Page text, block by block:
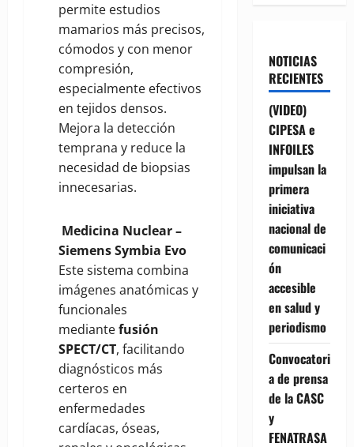
permite estudios
mamarios más precisos,
cómodos y con menor
compresión,
especialmente efectivos
en tejidos densos.
Mejora la detección
temprana y reduce la
necesidad de biopsias
innecesarias.
Medicina Nuclear –
Siemens Symbia Evo
Este sistema combina
imágenes anatómicas y
funcionales
mediantefusión
SPECT/CT, facilitando
diagnósticos más
certeros en
enfermedades
cardíacas, óseas,
NOTICIAS
RECIENTES
(VIDEO)
CIPESA e
INFOILES
impulsan la
primera
iniciativa
nacional de
comunicaci
ón
accesible
en salud y
periodismo
Convocatori
a de prensa
de la CASC
y
FENATRASA